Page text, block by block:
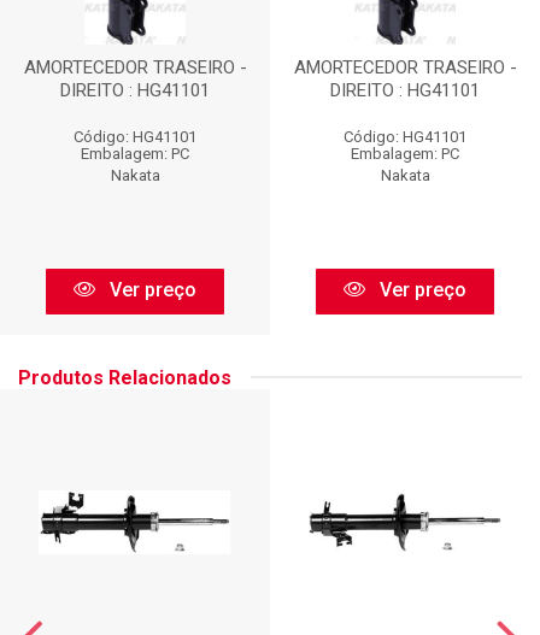
AMORTECEDOR TRASEIRO -
DIREITO : HG41101
Código: HG41101
Embalagem: PC
Nakata
Ver preço
AMORTECEDOR TRASEIRO -
DIREITO : HG41101
Código: HG41101
Embalagem: PC
Nakata
Ver preço
Produtos Relacionados